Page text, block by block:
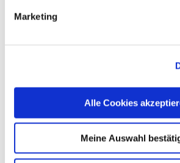
Marketing
Alle Cookies
Meine Auswahl
Das Angebot
Ein attraktives Vergütungspaket
Flexible Arbeitszeiten und
Work-Life-Balance
Firmenwagen mit privater
Tankkarte